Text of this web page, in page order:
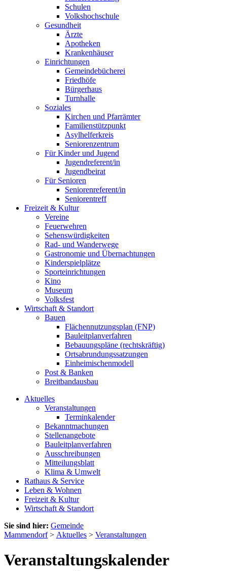
Schulen
Volkshochschule
Gesundheit
Ärzte
Apotheken
Krankenhäuser
Einrichtungen
Gemeindebücherei
Friedhöfe
Bürgerhaus
Turnhalle
Soziales
Kirchen und Pfarrämter
Familienstützpunkt
Asylhelferkreis
Seniorenzentrum
Für Kinder und Jugend
Jugendreferent/in
Jugendbeirat
Für Senioren
Seniorenreferent/in
Seniorentreff
Freizeit & Kultur
Vereine
Feuerwehren
Sehenswürdigkeiten
Rad- und Wanderwege
Gastronomie und Übernachtungen
Kinderspielplätze
Sporteinrichtungen
Kino
Museum
Volksfest
Wirtschaft & Standort
Bauen
Flächennutzungsplan (FNP)
Bauleitplanverfahren
Bebauungspläne (rechtskräftig)
Ortsabrundungssatzungen
Einheimischenmodell
Post & Banken
Breitbandausbau
Aktuelles
Veranstaltungen
Terminkalender
Bekanntmachungen
Stellenangebote
Bauleitplanverfahren
Ausschreibungen
Mitteilungsblatt
Klima & Umwelt
Rathaus & Service
Leben & Wohnen
Freizeit & Kultur
Wirtschaft & Standort
Sie sind hier: Gemeinde
Mammendorf> Aktuelles > Veranstaltungen
Veranstaltungskalender